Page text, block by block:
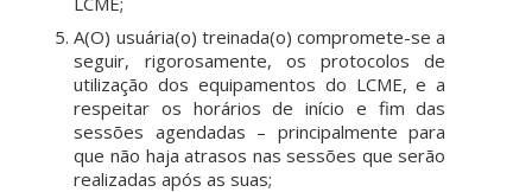
A(O) usuária(o) treinada(o) compromete-se a
seguir, rigorosamente, os protocolos de
utilização dos equipamentos do LCME, e a
respeitar os horários de início e fim das
sessões agendadas – principalmente para
que não haja atrasos nas sessões que serão
realizadas após as suas;